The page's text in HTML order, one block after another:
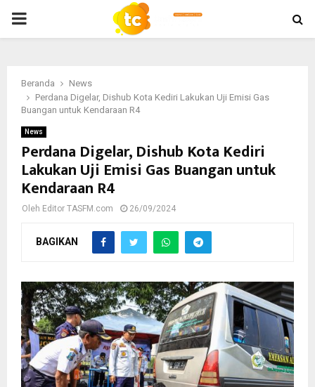
PRIMARY
Beranda
News
Perdana Digelar, Dishub Kota Kediri Lakukan Uji Emisi Gas
Buangan untuk Kendaraan R4
News
Perdana Digelar, Dishub Kota Kediri
Lakukan Uji Emisi Gas Buangan untuk
Kendaraan R4
Oleh Editor TASFM.com 26/09/2024
BAGIKAN